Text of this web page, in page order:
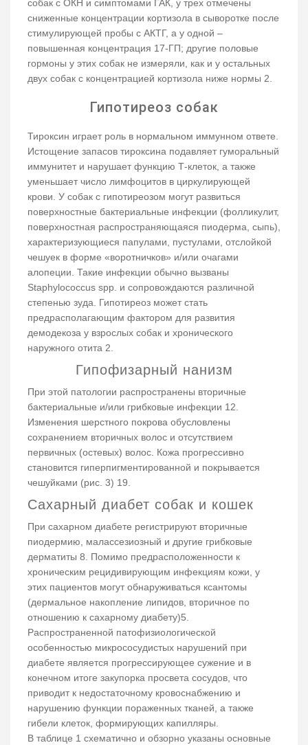
собак с ОКН и симптомами ГАК, у трех отмечены
сниженные концентрации кортизола в сыворотке после
стимулирующей пробы с АКТГ, а у одной –
повышенная концентрация 17-ГП; другие половые
гормоны у этих собак не измеряли, как и у остальных
двух собак с концентрацией кортизола ниже нормы 2.
Гипотиреоз собак
Тироксин играет роль в нормальном иммунном ответе.
Истощение запасов тироксина подавляет гуморальный
иммунитет и нарушает функцию Т-клеток, а также
уменьшает число лимфоцитов в циркулирующей
крови. У собак с гипотиреозом могут развиться
поверхностные бактериальные инфекции (фолликулит,
поверхностная распространяющаяся пиодерма, сыпь),
характеризующиеся папулами, пустулами, отслойкой
чешуек в форме «воротничков» и/или очагами
алопеции. Такие инфекции обычно вызваны
Staphylococcus spp. и сопровождаются различной
степенью зуда. Гипотиреоз может стать
предрасполагающим фактором для развития
демодекоза у взрослых собак и хронического
наружного отита 2.
Гипофизарный нанизм
При этой патологии распространены вторичные
бактериальные и/или грибковые инфекции 12.
Изменения шерстного покрова обусловлены
сохранением вторичных волос и отсутствием
первичных (остевых) волос. Кожа прогрессивно
становится гиперпигментированной и покрывается
чешуйками (рис. 3) 19.
Сахарный диабет собак и кошек
При сахарном диабете регистрируют вторичные
пиодермию, малассезиозный и другие грибковые
дерматиты 8. Помимо предрасположенности к
хроническим рецидивирующим инфекциям кожи, у
этих пациентов могут обнаруживаться ксантомы
(дермальное накопление липидов, вторичное по
отношению к сахарному диабету)5.
Распространенной патофизиологической
особенностью микрососудистых нарушений при
диабете является прогрессирующее сужение и в
конечном итоге закупорка просвета сосудов, что
приводит к недостаточному кровоснабжению и
нарушению функции пораженных тканей, а также
гибели клеток, формирующих капилляры.
В таблице 1 схематично и обзорно указаны основные